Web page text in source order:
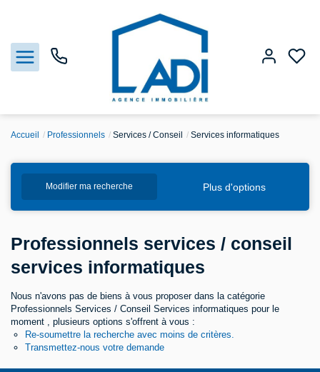
Vendre
Estimation
Agences
Gestion
Contact
Accueil Professionnels Services / Conseil Services informatiques
Modifier ma recherche Plus d'options
Professionnels services / conseil
services informatiques
Nous n'avons pas de biens à vous proposer dans la catégorie
Professionnels Services / Conseil Services informatiques pour le
moment , plusieurs options s'offrent à vous :
Re-soumettre la recherche avec moins de critères.
Transmettez-nous votre demande